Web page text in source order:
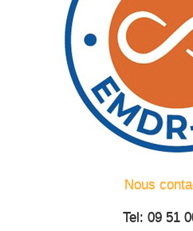
Nous
Tel: 09 51